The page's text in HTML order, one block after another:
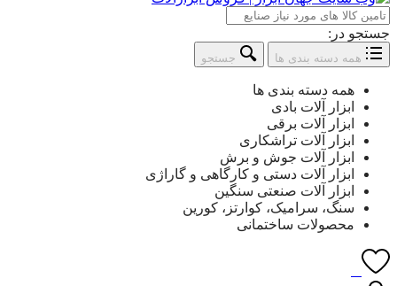
جستجو در:
همه دسته بندی ها جستجو
همه دسته بندی ها
ابزار آلات بادی
ابزار آلات برقی
ابزار آلات تراشکاری
ابزار آلات جوش و برش
ابزار آلات دستی و کارگاهی و گاراژی
ابزار آلات صنعتی سنگین
سنگ، سرامیک، کوارتز، کورین
محصولات ساختمانی